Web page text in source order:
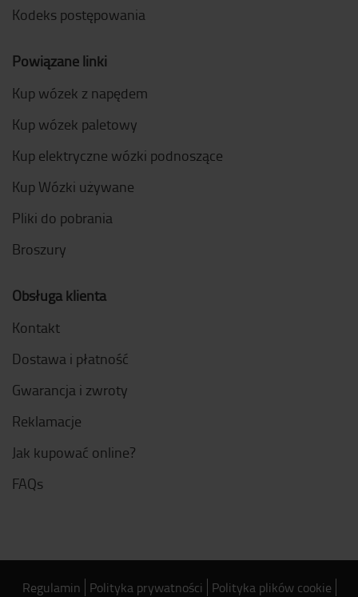
Kodeks postępowania
Powiązane linki
Kup wózek z napędem
Kup wózek paletowy
Kup elektryczne wózki podnoszące
Kup Wózki używane
Pliki do pobrania
Broszury
Obsługa klienta
Kontakt
Dostawa i płatność
Gwarancja i zwroty
Reklamacje
Jak kupować online?
FAQs
Regulamin Polityka prywatności Polityka plików cookie